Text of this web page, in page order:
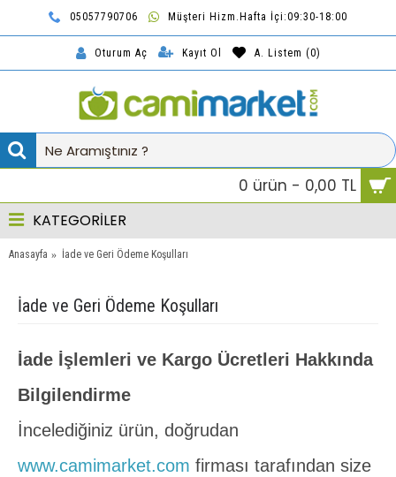
05057790706 Müşteri Hizm.Hafta İçi:09:30-18:00
Oturum Aç Kayıt Ol A. Listem (0)
0 ürün - 0,00 TL
KATEGORİLER
Anasayfa İade ve Geri Ödeme Koşulları
İade ve Geri Ödeme Koşulları
İade İşlemleri ve Kargo Ücretleri Hakkında
Bilgilendirme
İncelediğiniz ürün, doğrudan
www.camimarket.com firması tarafından size